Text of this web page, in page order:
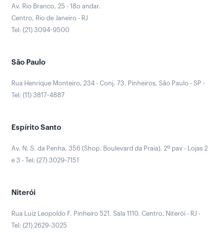
Av. Rio Branco, 25 - 18o andar.
Centro, Rio de Janeiro - RJ
Tel: (21) 3094-9500
São Paulo
Rua Henrique Monteiro, 234 - Conj. 73. Pinheiros, São Paulo - SP -
Tel: (11) 3817-4887
Espírito Santo
Av. N. S. da Penha, 356 (Shop. Boulevard da Praia). 2º pav - Lojas 2
e 3 - Tel: (27) 3029-7151
Niterói
Rua Luiz Leopoldo F. Pinheiro 521. Sala 1110. Centro, Niterói - RJ -
Tel: (21) 2629-3025